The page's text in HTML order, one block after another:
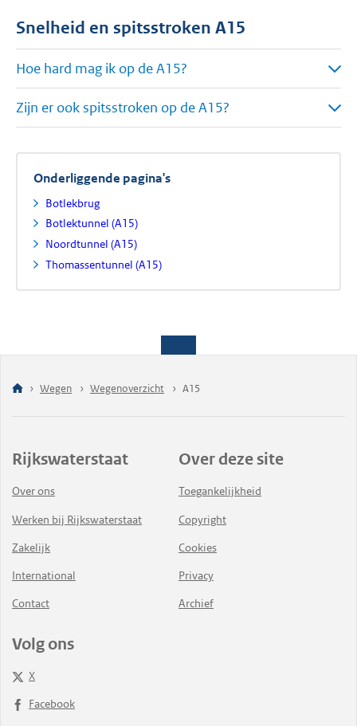
Snelheid en spitsstroken A15
Hoe hard mag ik op de A15?
Zijn er ook spitsstroken op de A15?
Onderliggende pagina's
Botlekbrug
Botlektunnel (A15)
Noordtunnel (A15)
Thomassentunnel (A15)
Wegen Wegenoverzicht A15
Rijkswaterstaat
Over ons
Werken bij Rijkswaterstaat
Zakelijk
International
Contact
Over deze site
Toegankelijkheid
Copyright
Cookies
Privacy
Archief
Volg ons
X
Facebook